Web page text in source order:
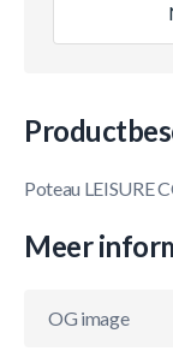
Poteau LEISURE
Meer
OG image